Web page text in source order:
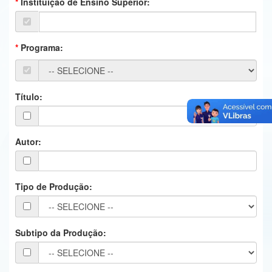
Ministério da Ciência, Tecnologia, Inovações e Comunicações
Ministério do Turismo
Controladoria-Geral da União
Secretaria-Geral
Secretaria de Governo
Gabinete de Segurança Institucional
Advocacia-Geral da União
Banco Central do Brasil
Programa:
Título:
Autor:
Tipo de Produção:
Subtipo da Produção: